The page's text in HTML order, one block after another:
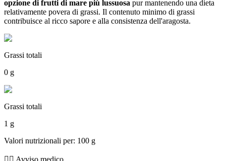
opzione di frutti di mare più lussuosa pur mantenendo una dieta
relativamente povera di grassi. Il contenuto minimo di grassi
contribuisce al ricco sapore e alla consistenza dell'aragosta.
Grassi totali
0 g
Grassi totali
1 g
Valori nutrizionali per: 100 g
👨‍⚕️️ Avviso medico